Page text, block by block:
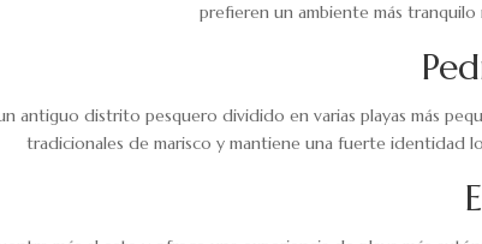
prefieren un ambiente más
antiguo distrito pesquero dividido en varias playas más
tradicionales de marisco y mantiene una fuerte identidad